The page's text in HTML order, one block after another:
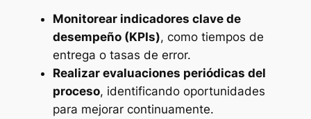
Monitorear indicadores clave de
desempeño (KPIs), como tiempos de
entrega o tasas de error.
Realizar evaluaciones periódicas del
proceso, identificando oportunidades
para mejorar continuamente.